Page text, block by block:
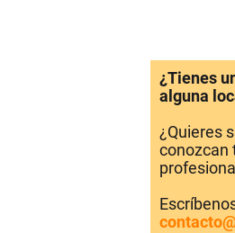
¿Tienes
alguna
¿Quieres
conozcan